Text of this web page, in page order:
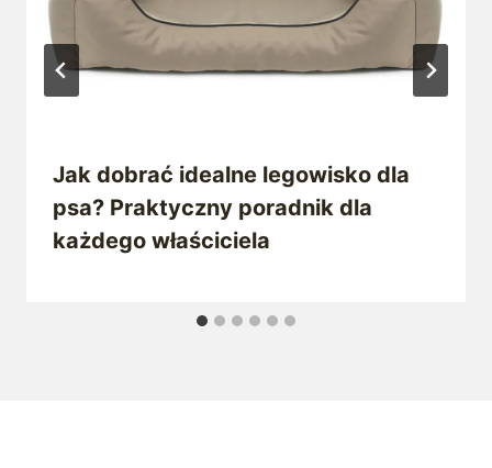
Jak dobrać idealne legowisko dla
psa? Praktyczny poradnik dla
każdego właściciela